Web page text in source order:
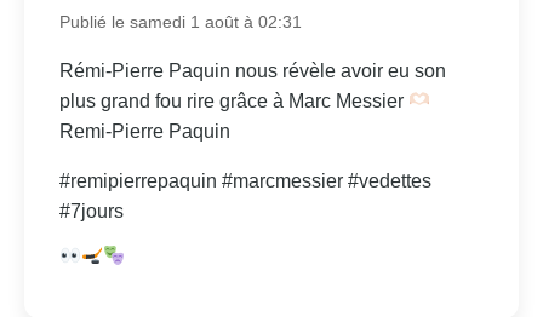
Publié le samedi 1 août à 02:31
Rémi-Pierre Paquin nous révèle avoir eu son
plus grand fou rire grâce à Marc Messier
Remi-Pierre Paquin
#remipierrepaquin #marcmessier #vedettes
#7jours